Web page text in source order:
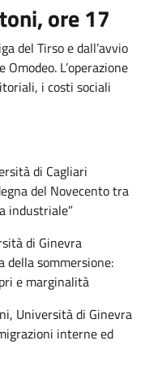
ore 17
del Tirso e dall’avvio
L’operazione
i costi sociali
di Cagliari
del Novecento tra
industriale”
di Ginevra
della sommersione:
e marginalità
Università di Ginevra
interne ed